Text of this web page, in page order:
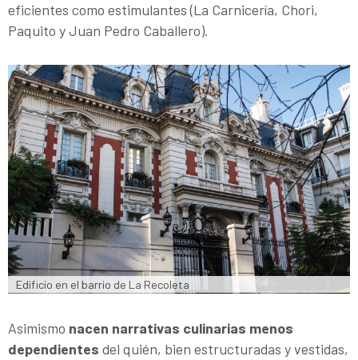
eficientes como estimulantes (La Carnicería, Chori,
Paquito y Juan Pedro Caballero).
Edificio en el barrio de La Recoleta
Asimismo nacen narrativas culinarias menos
dependientes del quién, bien estructuradas y vestidas,